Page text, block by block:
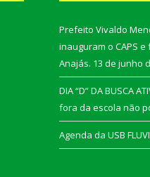
Prefeito Vivaldo
inauguram o CAPS
Anajás. 13 de junho
DIA “D” DA BUSCA
fora da escola não
Agenda da USB